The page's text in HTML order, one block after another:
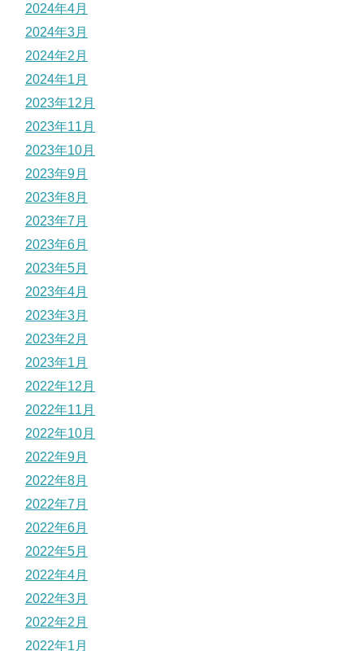
2024年4月
2024年3月
2024年2月
2024年1月
2023年12月
2023年11月
2023年10月
2023年9月
2023年8月
2023年7月
2023年6月
2023年5月
2023年4月
2023年3月
2023年2月
2023年1月
2022年12月
2022年11月
2022年10月
2022年9月
2022年8月
2022年7月
2022年6月
2022年5月
2022年4月
2022年3月
2022年2月
2022年1月